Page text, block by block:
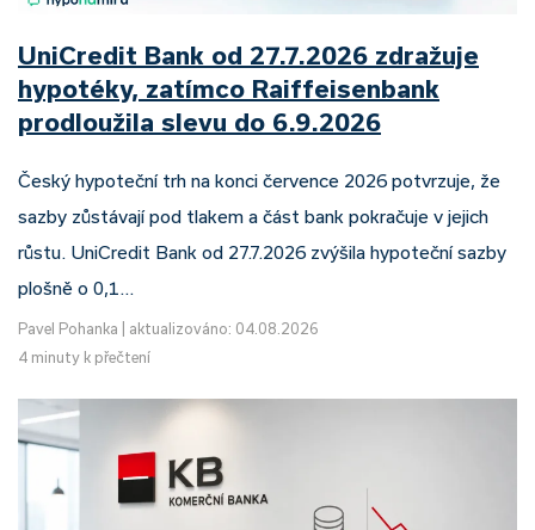
UniCredit Bank od 27.7.2026 zdražuje
hypotéky, zatímco Raiffeisenbank
prodloužila slevu do 6.9.2026
Český hypoteční trh na konci července 2026 potvrzuje, že
sazby zůstávají pod tlakem a část bank pokračuje v jejich
růstu. UniCredit Bank od 27.7.2026 zvýšila hypoteční sazby
plošně o 0,1…
Pavel Pohanka
aktualizováno: 04.08.2026
4 minuty k přečtení